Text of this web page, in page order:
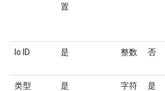
置
Io ID 是 整数 否
类型 是
字符
是